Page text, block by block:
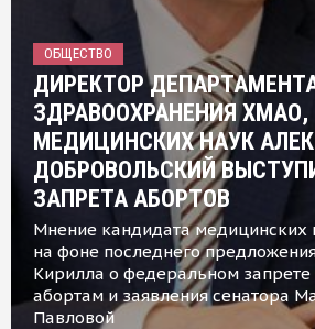
ОБЩЕСТВО
ДИРЕКТОР
ЗДРАВООХРАНЕНИЯ
МЕДИЦИНСКИХ НАУК
ДОБРОВОЛЬСКИЙ
ЗАПРЕТА АБОРТОВ
Мнение кандидата медицинских
на фоне последнего
Кирилла о федеральном запрете
абортам и заявления сенатора
Павловой